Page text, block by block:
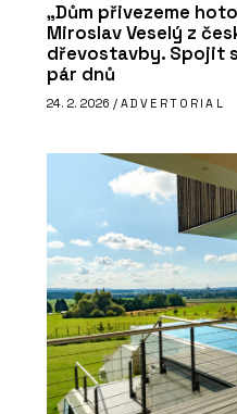
„Dům přivezeme
Miroslav Veselý z
dřevostavby. Spojit
pár dnů
24. 2. 2026 / ADVERTORIAL